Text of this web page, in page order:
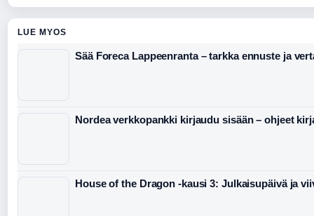
LUE MYOS
Sää Foreca Lappeenranta – tarkka ennuste ja
Nordea verkkopankki kirjaudu sisään – ohjeet
House of the Dragon -kausi 3: Julkaisupäivä ja